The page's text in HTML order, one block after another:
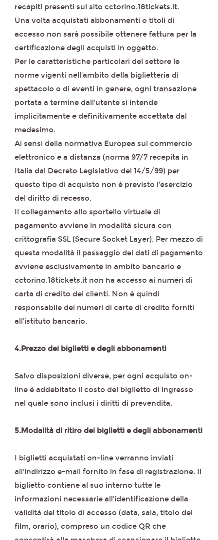
recapiti presenti sul sito cctorino.18tickets.it.
Una volta acquistati abbonamenti o titoli di
accesso non sarà possibile ottenere fattura per la
certificazione degli acquisti in oggetto.
Per le caratteristiche particolari del settore le
norme vigenti nell'ambito della biglietteria di
spettacolo o di eventi in genere, ogni transazione
portata a termine dall'utente si intende
implicitamente e definitivamente accettata dal
medesimo.
Ai sensi della normativa Europea sul commercio
elettronico e a distanza (norma 97/7 recepita in
Italia dal Decreto Legislativo del 14/5/99) per
questo tipo di acquisto non è previsto l'esercizio
del diritto di recesso.
Il collegamento allo sportello virtuale di
pagamento avviene in modalità sicura con
crittografia SSL (Secure Socket Layer). Per mezzo di
questa modalità il passaggio dei dati di pagamento
avviene esclusivamente in ambito bancario e
cctorino.18tickets.it non ha accesso ai numeri di
carta di credito dei clienti. Non è quindi
responsabile dei numeri di carte di credito forniti
all'istituto bancario.
4.Prezzo dei biglietti e degli abbonamenti
Salvo disposizioni diverse, per ogni acquisto on-
line è addebitato il costo del biglietto di ingresso
nel quale sono inclusi i diritti di prevendita.
5.Modalità di ritiro dei biglietti e degli abbonamenti
I biglietti acquistati on-line verranno inviati
all'indirizzo e-mail fornito in fase di registrazione. Il
biglietto contiene al suo interno tutte le
informazioni necessarie all'identificazione della
validità del titolo di accesso (data, sala, titolo del
film, orario), compreso un codice QR che